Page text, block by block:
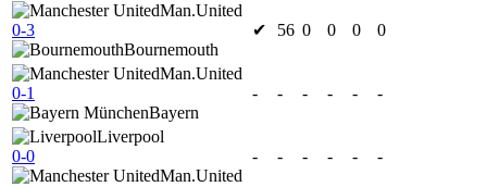
Man.United
0-3
Bournemouth
✔ 56 0 0 0 0
Man.United
0-1
Bayern
- - - - - -
Liverpool
0-0
Man.United
- - - - - -